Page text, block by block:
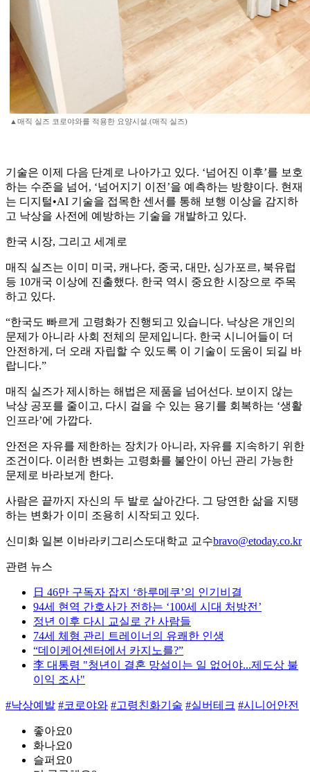
▲매직 실즈 코로야와를 적용한 요양시설.(매직 실즈)
기술은 이제 다음 단계로 나아가고 있다. ‘넘어진 이후’를 보호
하는 수준을 넘어, ‘넘어지기 이전’을 예측하는 방향이다. 현재
는 디지털•AI 기술을 접목한 센서를 통해 보행 이상을 감지하
고 낙상을 사전에 예방하는 기술을 개발하고 있다.
한국 시장, 그리고 세계로
매직 실즈는 이미 미국, 캐나다, 중국, 대만, 싱가포르, 북유럽
등 10개국 이상에 진출했다. 한국 역시 중요한 시장으로 주목
하고 있다.
“한국도 빠르게 고령화가 진행되고 있습니다. 낙상은 개인의
문제가 아니라 사회 전체의 문제입니다. 한국 시니어들이 더
안전하게, 더 오래 자립할 수 있도록 이 기술이 도움이 되길 바
랍니다.”
매직 실즈가 제시하는 해법은 제품을 넘어선다. 보이지 않는
낙상 공포를 줄이고, 다시 걸을 수 있는 용기를 회복하는 ‘생활
인프라’에 가깝다.
안전은 자유를 제한하는 장치가 아니라, 자유를 지속하기 위한
조건이다. 이러한 변화는 고령화를 불안이 아닌 관리 가능한
문제로 바라보게 한다.
사람은 끝까지 자신의 두 발로 살아간다. 그 당연한 삶을 지탱
하는 변화가 이미 조용히 시작되고 있다.
신미화 일본 이바라키그리스도대학교 교수bravo@etoday.co.kr
관련 뉴스
日 46만 구독자 잡지 ‘하루메쿠’의 인기비결
94세 현역 간호사가 전하는 ‘100세 시대 처방전’
정년 이후 다시 교실로 간 사람들
74세 체형 관리 트레이너의 유쾌한 인생
“데이케어센터에서 카지노를?”
李 대통령 "청년이 결혼 망설이는 일 없어야...제도상 불
이익 조사"
#낙상예발 #코로야와 #고령친화기술 #실버테크 #시니어안전
좋아요0
화나요0
슬퍼요0